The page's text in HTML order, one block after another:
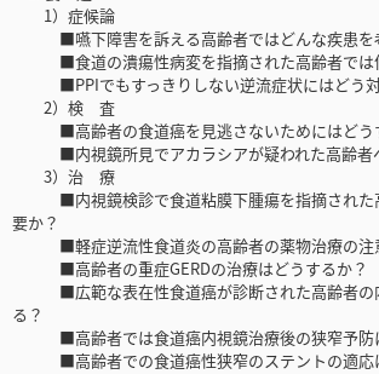
1）症候論
■嚥下障害を訴える高齢者ではどんな疾患を
■食道の潰瘍性病変を指摘された高齢者では
■PPIでもすっきりしない逆流症状にはどう対
2）検 査
■高齢者の食道癌を見逃さないためにはどう
■内視鏡所見でアカラシアが疑われた高齢者
3）治 療
■内視鏡検診で食道粘膜下腫瘍を指摘された
要か？
■軽症逆流性食道炎の高齢者の薬物治療の注
■高齢者の重症GERDの治療はどうするか？
■広範な表在性食道癌が診断された高齢者の
る？
■高齢者では食道癌内視鏡治療後の狭窄予防
■高齢者での食道癌性狭窄のステントの適応